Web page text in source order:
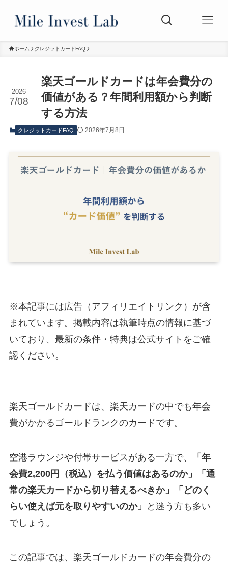
ホーム クレジットカードFAQ
楽天ゴールドカードは年会費分の
価値がある？年間利用額から判断
する方法
2026
7/08
クレジットカードFAQ 2026年7月8日
※本記事には広告（アフィリエイトリンク）が含
まれています。掲載内容は執筆時点の情報に基づ
いており、最新の条件・特典は公式サイトをご確
認ください。
楽天ゴールドカードは、楽天カードの中でも年会
費がかかるゴールドランクのカードです。
空港ラウンジや付帯サービスがある一方で、
「年
会費2,200円（税込）を払う価値はあるのか」「通
常の楽天カードから切り替えるべきか」「どのく
らい使えば元を取りやすいのか」
と迷う方も多い
でしょう。
この記事では、楽天ゴールドカードの年会費分の